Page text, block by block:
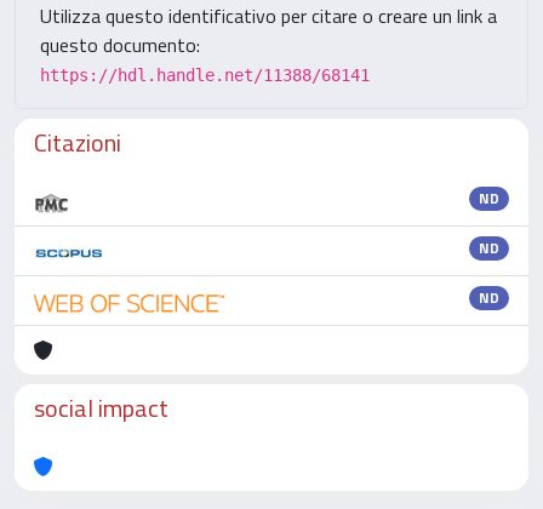
Utilizza questo identificativo per citare o creare un link a
questo documento:
https://hdl.handle.net/11388/68141
Citazioni
ND
ND
ND
social impact